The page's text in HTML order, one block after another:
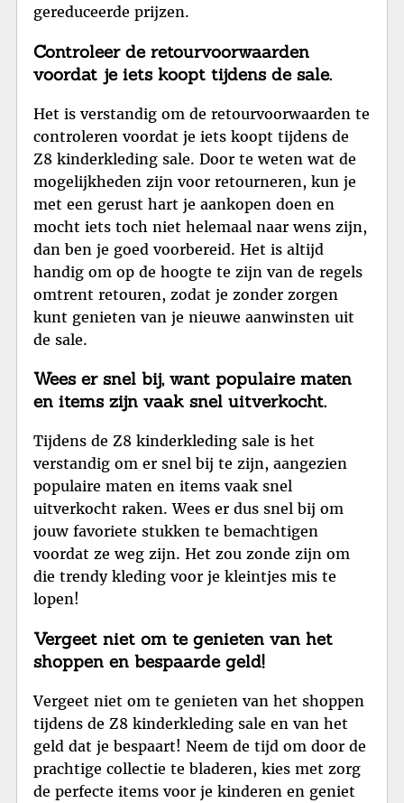
gereduceerde prijzen.
Controleer de retourvoorwaarden
voordat je iets koopt tijdens de sale.
Het is verstandig om de retourvoorwaarden te
controleren voordat je iets koopt tijdens de
Z8 kinderkleding sale. Door te weten wat de
mogelijkheden zijn voor retourneren, kun je
met een gerust hart je aankopen doen en
mocht iets toch niet helemaal naar wens zijn,
dan ben je goed voorbereid. Het is altijd
handig om op de hoogte te zijn van de regels
omtrent retouren, zodat je zonder zorgen
kunt genieten van je nieuwe aanwinsten uit
de sale.
Wees er snel bij, want populaire maten
en items zijn vaak snel uitverkocht.
Tijdens de Z8 kinderkleding sale is het
verstandig om er snel bij te zijn, aangezien
populaire maten en items vaak snel
uitverkocht raken. Wees er dus snel bij om
jouw favoriete stukken te bemachtigen
voordat ze weg zijn. Het zou zonde zijn om
die trendy kleding voor je kleintjes mis te
lopen!
Vergeet niet om te genieten van het
shoppen en bespaarde geld!
Vergeet niet om te genieten van het shoppen
tijdens de Z8 kinderkleding sale en van het
geld dat je bespaart! Neem de tijd om door de
prachtige collectie te bladeren, kies met zorg
de perfecte items voor je kinderen en geniet